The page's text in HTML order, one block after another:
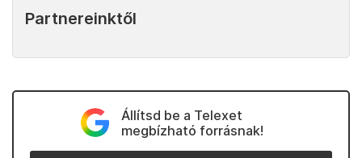
Partnereinktől
Állítsd be a Telexet
megbízható forrásnak!